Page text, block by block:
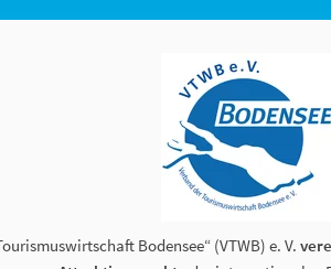
Bodensee“ (VTWB) e. V.